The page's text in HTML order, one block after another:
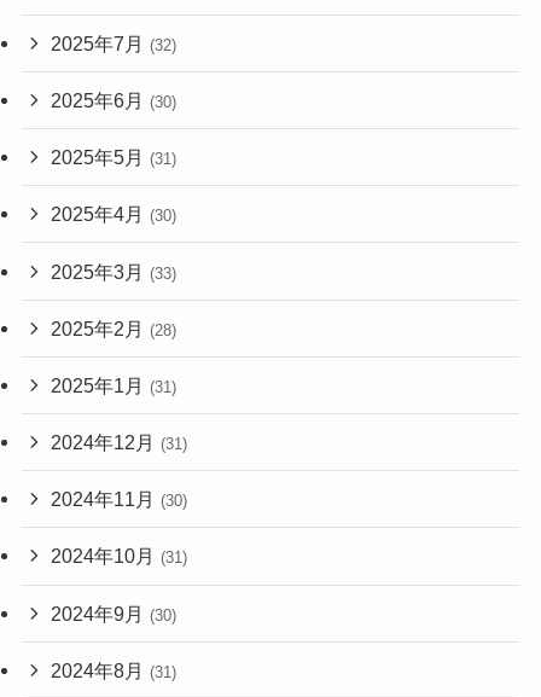
2025年7月 (32)
2025年6月 (30)
2025年5月 (31)
2025年4月 (30)
2025年3月 (33)
2025年2月 (28)
2025年1月 (31)
2024年12月 (31)
2024年11月 (30)
2024年10月 (31)
2024年9月 (30)
2024年8月 (31)